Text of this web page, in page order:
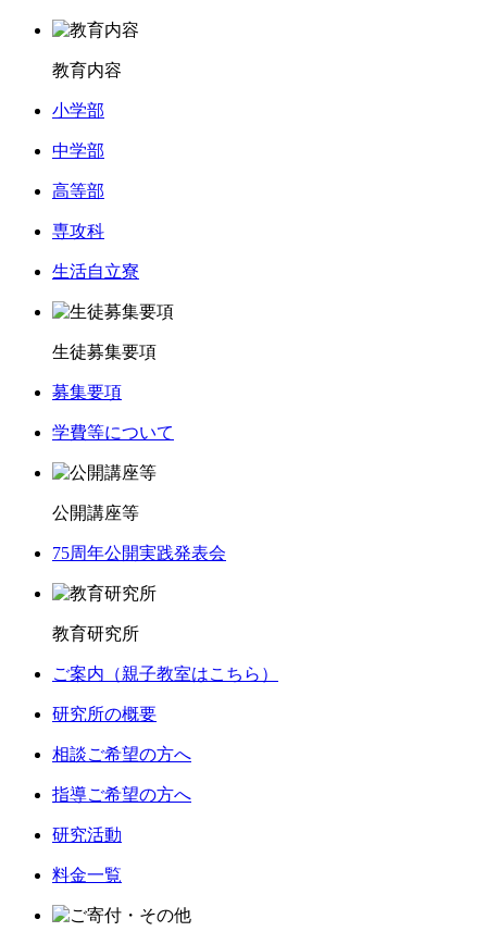
教育内容
小学部
中学部
高等部
専攻科
生活自立寮
生徒募集要項
募集要項
学費等について
公開講座等
75周年公開実践発表会
教育研究所
ご案内（親子教室はこちら）
研究所の概要
相談ご希望の方へ
指導ご希望の方へ
研究活動
料金一覧